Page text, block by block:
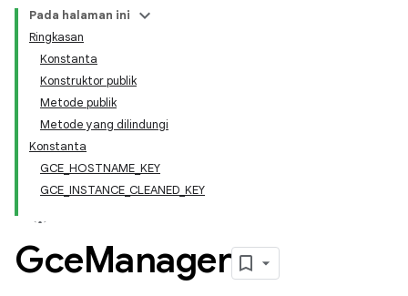
Pada halaman ini
Ringkasan
Konstanta
Konstruktor publik
Metode publik
Metode yang dilindungi
Konstanta
GCE_HOSTNAME_KEY
GCE_INSTANCE_CLEANED_KEY
GceManager